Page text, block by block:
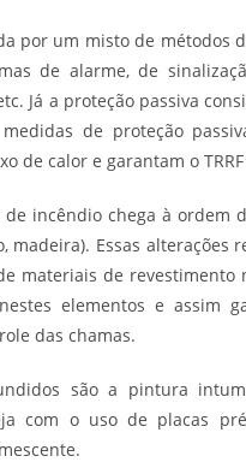
por um misto de métodos
de alarme, de
Já a proteção passiva
de proteção
de calor e garantam o
incêndio chega à ordem
madeira). Essas alterações
materiais de
elementos e assim
das chamas.
são a pintura
com o uso de placas